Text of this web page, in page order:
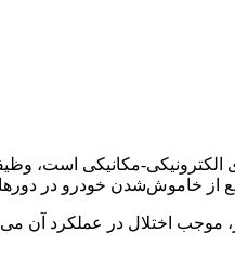
مکانیکی است،
اختلال در عملکرد آن